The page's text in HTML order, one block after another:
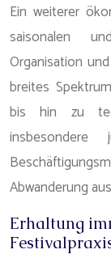
Ein weiterer
saisonalen
Organisation
breites
bis hin zu
Abwanderung
Erhaltung